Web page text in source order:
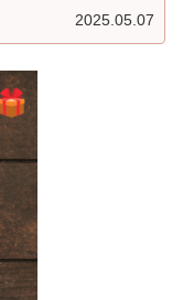
2025.05.07